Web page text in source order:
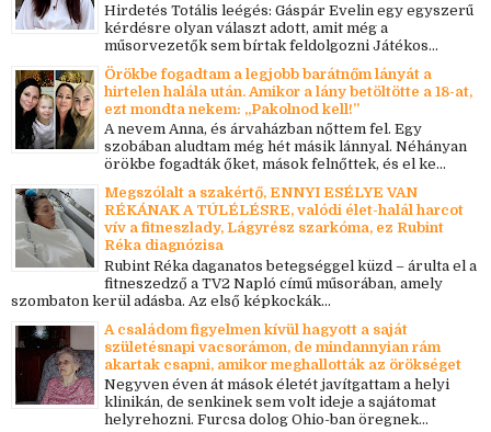
Hirdetés Totális leégés: Gáspár Evelin egy egyszerű
kérdésre olyan választ adott, amit még a
műsorvezetők sem bírtak feldolgozni Játékos...
Örökbe fogadtam a legjobb barátnőm lányát a
hirtelen halála után. Amikor a lány betöltötte a 18-at,
ezt mondta nekem: „Pakolnod kell!”
A nevem Anna, és árvaházban nőttem fel. Egy
szobában aludtam még hét másik lánnyal. Néhányan
örökbe fogadták őket, mások felnőttek, és el ke...
Megszólalt a szakértő, ENNYI ESÉLYE VAN
RÉKÁNAK A TÚLÉLÉSRE, valódi élet-halál harcot
vív a fitneszlady, Lágyrész szarkóma, ez Rubint
Réka diagnózisa
Rubint Réka daganatos betegséggel küzd – árulta el a
fitneszedző a TV2 Napló című műsorában, amely
szombaton kerül adásba. Az első képkockák...
A családom figyelmen kívül hagyott a saját
születésnapi vacsorámon, de mindannyian rám
akartak csapni, amikor meghallották az örökséget
Negyven éven át mások életét javítgattam a helyi
klinikán, de senkinek sem volt ideje a sajátomat
helyrehozni. Furcsa dolog Ohio-ban öregnek...